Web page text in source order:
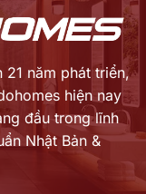
năm phát triển,
hiện nay
đầu trong lĩnh
Nhật Bản &